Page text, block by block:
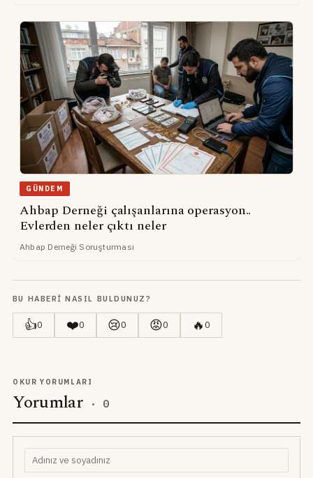
GÜNDEM
Ahbap Derneği çalışanlarına operasyon..
Evlerden neler çıktı neler
Ahbap Derneği Soruşturması
BU HABERI NASIL BULDUNUZ?
👍0 ❤️0 😢0 😡0 🔥0
OKUR YORUMLARI
Yorumlar · 0